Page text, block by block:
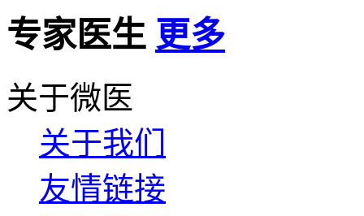
专家医生 更多
关于微医
关于我们
友情链接